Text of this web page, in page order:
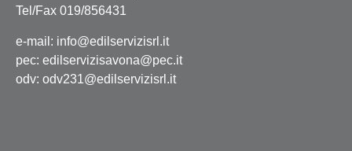
Tel/Fax 019/856431
e-mail: info@edilservizisrl.it
pec: edilservizisavona@pec.it
odv: odv231@edilservizisrl.it